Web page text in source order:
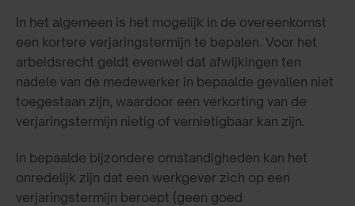
In het algemeen is het mogelijk in de overeenkomst
een kortere verjaringstermijn te bepalen. Voor het
arbeidsrecht geldt evenwel dat afwijkingen ten
nadele van de medewerker in bepaalde gevallen niet
toegestaan zijn, waardoor een verkorting van de
verjaringstermijn nietig of vernietigbaar kan zijn.
In bepaalde bijzondere omstandigheden kan het
onredelijk zijn dat een werkgever zich op een
verjaringstermijn beroept (geen goed